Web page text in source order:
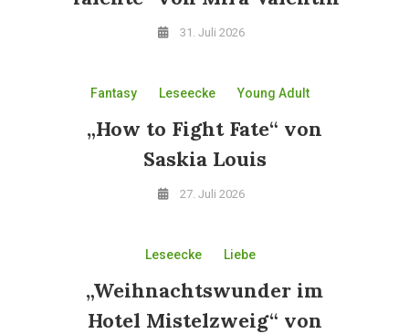
31. Juli 2026
Fantasy Leseecke Young Adult
„How to Fight Fate“ von
Saskia Louis
27. Juli 2026
Leseecke Liebe
„Weihnachtswunder im
Hotel Mistelzweig“ von